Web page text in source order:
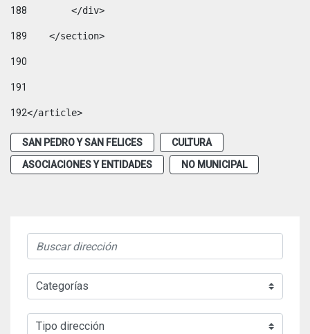
188
        </div>
189
    </section>
190
191
192</article>
SAN PEDRO Y SAN FELICES
CULTURA
ASOCIACIONES Y ENTIDADES
NO MUNICIPAL